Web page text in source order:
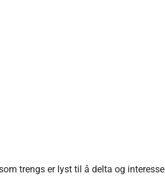
trengs er lyst til å delta og